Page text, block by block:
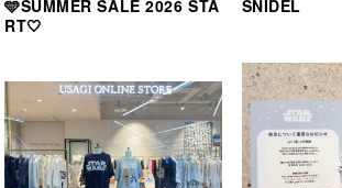
🩵SUMMER SALE 2026 STA
RT🤍
SNIDEL